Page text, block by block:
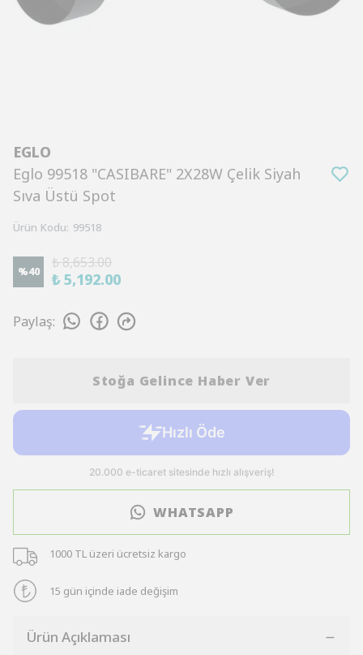
EGLO
Eglo 99518 "CASIBARE" 2X28W Çelik Siyah
Sıva Üstü Spot
Ürün Kodu: 99518
%40
₺ 8,653.00
₺ 5,192.00
Paylaş:
Stoğa Gelince Haber Ver
WHATSAPP
1000 TL üzeri ücretsiz kargo
15 gün içinde iade değişim
Ürün Açıklaması